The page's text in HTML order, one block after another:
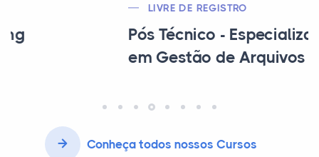
LIVRE DE REGISTRO
Pós Técnico - Especialização Técnica
em Gestão de Arquivos e Biblioteca
Conheça todos nossos Cursos